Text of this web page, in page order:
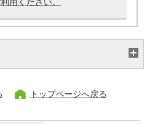
用ください。
トップページへ戻る